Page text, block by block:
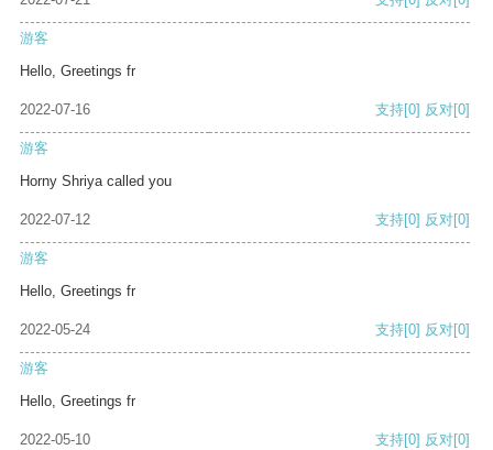
游客
Hello, Greetings fr
2022-07-16 支持[0] 反对[0]
游客
Horny Shriya called you
2022-07-12 支持[0] 反对[0]
游客
Hello, Greetings fr
2022-05-24 支持[0] 反对[0]
游客
Hello, Greetings fr
2022-05-10 支持[0] 反对[0]